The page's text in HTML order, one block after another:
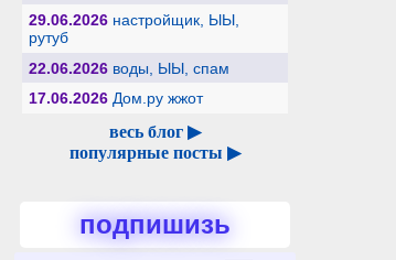
29.06.2026 настройщик, ЫЫ,
рутуб
22.06.2026 воды, ЫЫ, спам
17.06.2026 Дом.ру жжот
весь блог ▶
популярные посты ▶
подпишизь